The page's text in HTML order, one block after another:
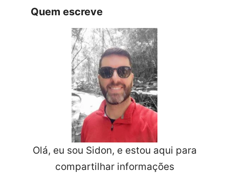
Quem escreve
Olá, eu sou Sidon, e estou aqui para
compartilhar informações